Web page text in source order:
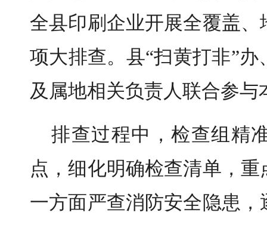
全县印刷企业开展全覆盖
项大排查。县“扫黄打非”
及属地相关负责人联合参与
排查过程中，检查组精
点，细化明确检查清单，
一方面严查消防安全隐患